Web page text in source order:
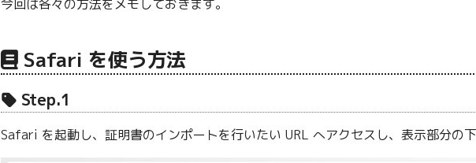
今回は各々の方法をメモしておきます。
Safari を使う方法
Step.1
Safari を起動し、証明書のインポートを行いたい URL へアクセスし、表示部分の